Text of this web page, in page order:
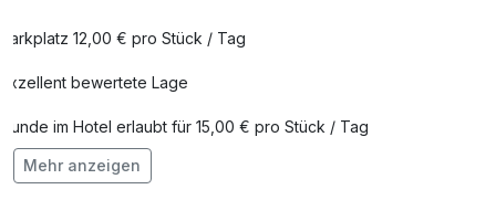
Parkplatz 12,00 € pro Stück / Tag
Exzellent bewertete Lage
Hunde im Hotel erlaubt für 15,00 € pro Stück / Tag
Auch vegetarische Speisen
Mehr anzeigen